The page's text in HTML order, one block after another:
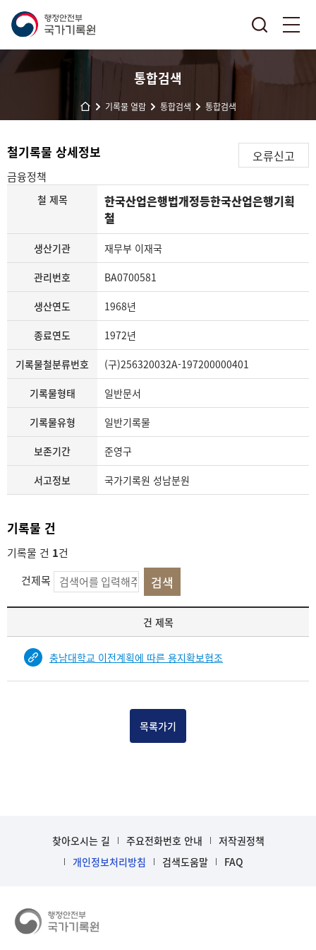
통합검색
기록물 열람 통합검색 통합검색
철기록물 상세정보 오류신고
금융정책
철 제목
한국산업은행법개정등한국산업은행기획
철
생산기관 재무부 이재국
관리번호 BA0700581
생산연도 1968년
종료연도 1972년
기록물철분류번호 (구)256320032A-197200000401
기록물형태 일반문서
기록물유형 일반기록물
보존기간 준영구
서고정보 국가기록원 성남분원
기록물 건
기록물 건 1건
건제목
목
표
입
건 제목
충남대학교 이전계획에 따른 용지확보협조
목록가기
찾아오시는 길 주요전화번호 안내
저작권정책
개인정보처리방침
검색도움말 FAQ